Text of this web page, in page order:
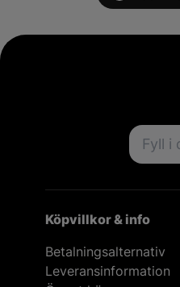
Email
Köpvillkor & info
Betalningsalternativ
Leveransinformation